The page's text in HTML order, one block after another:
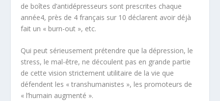
de boîtes d’antidépresseurs sont prescrites chaque
année4, près de 4 français sur 10 déclarent avoir déjà
fait un « burn-out », etc.
Qui peut sérieusement prétendre que la dépression, le
stress, le mal-être, ne découlent pas en grande partie
de cette vision strictement utilitaire de la vie que
défendent les «transhumanistes », les promoteurs de
« l’humain augmenté ».